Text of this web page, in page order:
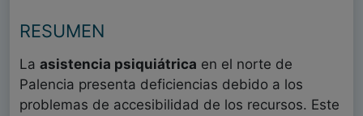
RESUMEN
La asistencia psiquiátrica en el norte de
Palencia presenta deficiencias debido a los
problemas de accesibilidad de los recursos. Este